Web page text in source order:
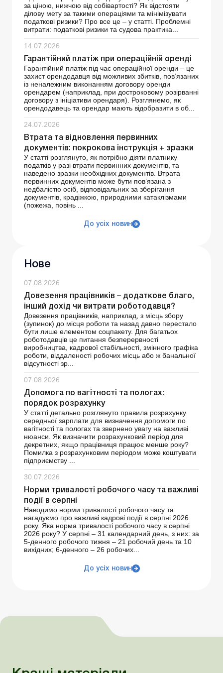
за ціною, нижчою від собівартості? Як відстояти
ділову мету за такими операціями та мінімізувати
податкові ризики? Про все це – у статті. Проблемні
витрати: податкові ризики та судова практика...
14.07.2026
Гарантійний платіж при операційній оренді
Гарантійний платіж під час операційної оренди – це
захист орендодавця від можливих збитків, пов’язаних
із неналежним виконанням договору оренди
орендарем (наприклад, при достроковому розірванні
договору з ініціативи орендаря). Розглянемо, як
орендодавець та орендар мають відобразити в об...
24.07.2026
Втрата та відновлення первинних
документів: покрокова інструкція + зразки
У статті розглянуто, як потрібно діяти платнику
податків у разі втрати первинних документів, та
наведено зразки необхідних документів. Втрата
первинних документів може бути пов’язана з
недбалістю осіб, відповідальних за зберігання
документів, крадіжкою, природними катаклізмами
(пожежа, повінь ...
До усіх новин
Нове
07.08.2026
Довезення працівників – додаткове благо,
інший дохід чи витрати роботодавця?
Довезення працівників, наприклад, з місць збору
(зупинок) до місця роботи та назад давно перестало
бути лише елементом соцпакету. Для багатьох
роботодавців це питання безперервності
виробництва, кадрової стабільності, змінного графіка
роботи, віддаленості робочих місць або ж банальної
відсутності зр...
07.08.2026
Допомога по вагітності та пологах:
порядок розрахунку
У статті детально розглянуто правила розрахунку
середньої зарплати для визначення допомоги по
вагітності та пологах та звернено увагу на важливі
нюанси. Як визначити розрахунковий період для
декретних, якщо працівниця працює менше року?
Помилка з розрахунковим періодом може коштувати
підприємству ...
30.07.2026
Норми тривалості робочого часу та важливі
події в серпні
Наводимо норми тривалості робочого часу та
нагадуємо про важливі кадрові події в серпні 2026
року. Яка норма тривалості робочого часу в серпні
2026 року? У серпні – 31 календарний день, з них: за
5-денного робочого тижня – 21 робочий день та 10
вихідних; 6-денного – 26 робочих...
До усіх новин